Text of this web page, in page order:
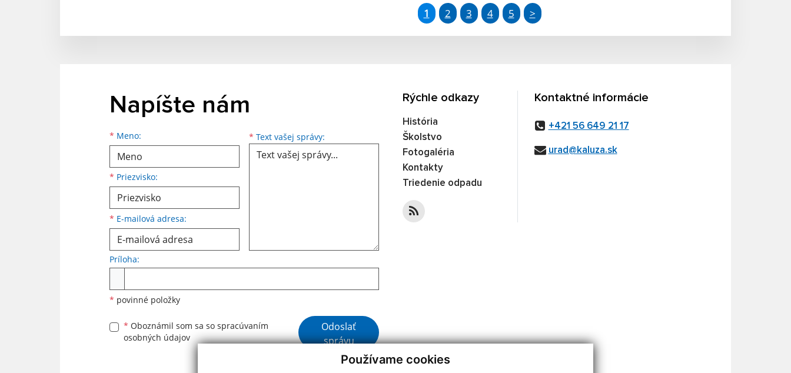
Používame cookies
1 2 3 4 5 >
Napíšte nám
* Meno:
Meno
* Priezvisko:
Priezvisko
* E-mailová adresa:
E-mailová adresa * Text vašej správy: Text vašej správy...
Príloha:
* povinné položky
* Oboznámil som sa so spracúvaním
osobných údajov
Google reCaptcha Response
Odoslať
správu
Rýchle odkazy
História
Školstvo
Fotogaléria
Kontakty
Triedenie odpadu
Kontaktné informácie
+421 56 649 21 17
urad@kaluza.sk